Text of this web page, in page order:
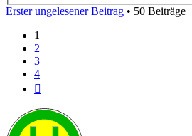
Erster ungelesener Beitrag • 50 Beiträge
1
2
3
4